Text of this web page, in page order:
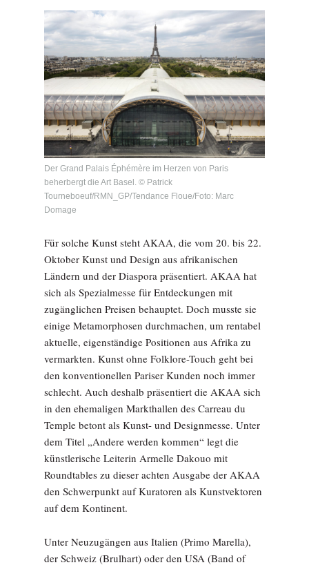
Der Grand Palais Éphémère im Herzen von Paris
beherbergt die Art Basel. © Patrick
Tourneboeuf/RMN_GP/Tendance Floue/Foto: Marc
Domage
Für solche Kunst steht AKAA, die vom 20. bis 22.
Oktober Kunst und Design aus afrikanischen
Ländern und der Diaspora präsentiert. AKAA hat
sich als Spezialmesse für Entdeckungen mit
zugänglichen Preisen behauptet. Doch musste sie
einige Metamorphosen durchmachen, um rentabel
aktuelle, eigenständige Positionen aus Afrika zu
vermarkten. Kunst ohne Folklore-Touch geht bei
den konventionellen Pariser Kunden noch immer
schlecht. Auch deshalb präsentiert die AKAA sich
in den ehemaligen Markthallen des Carreau du
Temple betont als Kunst- und Designmesse. Unter
dem Titel „Andere werden kommen“ legt die
künstlerische Leiterin Armelle Dakouo mit
Roundtables zu dieser achten Ausgabe der AKAA
den Schwerpunkt auf Kuratoren als Kunstvektoren
auf dem Kontinent.
Unter Neuzugängen aus Italien (Primo Marella),
der Schweiz (Brulhart) oder den USA (Band of